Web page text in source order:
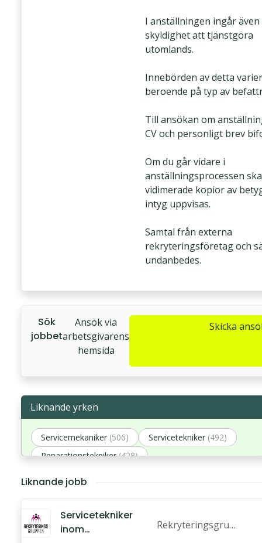
I anställningen ingår även
skyldighet att tjänstgöra
utomlands.
Innebörden av detta
beroende på typ av
Till ansökan om
CV och personligt brev
Om du går vidare i
anställningsprocessen
vidimerade kopior av
intyg uppvisas.
Samtal från externa
rekryteringsföretag och
undanbedes.
Sök
jobbet
Ansök via
arbetsgivarens
hemsida
Skicka
Liknande yrken
Servicemekaniker (506) Servicetekniker (492)
Reparationstekniker (428)
Liknande jobb
Servicetekniker
inom
Rekryteringsgrup